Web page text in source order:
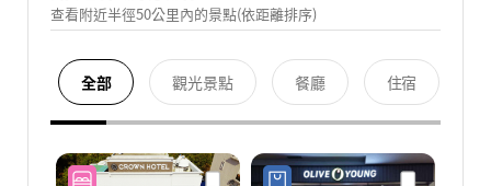
查看附近半徑50公里內的景點(依距離排序)
全部 觀光景點 餐廳 住宿